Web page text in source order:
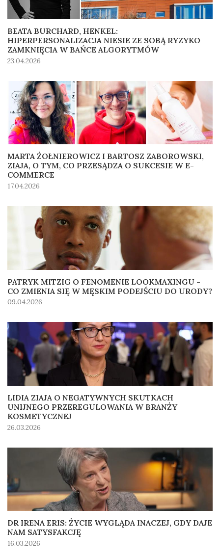
BEATA BURCHARD, HENKEL:
HIPERPERSONALIZACJA NIESIE ZE SOBĄ RYZYKO
ZAMKNIĘCIA W BAŃCE ALGORYTMÓW
23.04.2026
MARTA ŻOŁNIEROWICZ I BARTOSZ ZABOROWSKI,
ZIAJA, O TYM, CO PRZESĄDZA O SUKCESIE W E-
COMMERCE
17.04.2026
PATRYK MITZIG O FENOMENIE LOOKMAXINGU -
CO ZMIENIA SIĘ W MĘSKIM PODEJŚCIU DO URODY?
09.04.2026
LIDIA ZIAJA O NEGATYWNYCH SKUTKACH
UNIJNEGO PRZEREGULOWANIA W BRANŻY
KOSMETYCZNEJ
26.03.2026
DR IRENA ERIS: ŻYCIE WYGLĄDA INACZEJ, GDY DAJE
NAM SATYSFAKCJĘ
16.03.2026